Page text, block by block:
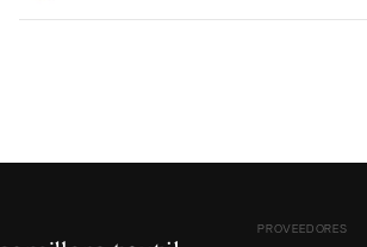
PROVEEDORES